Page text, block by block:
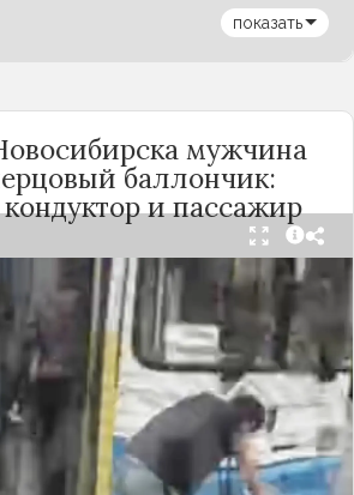
показать
мужчина
баллончик:
и пассажир
в салоне автобуса маршрута
произошёл инцидент с
баллончика. Как
в
Telegram-канале
, неизвестный
сначала вступил в перепалку
поссорился с другими
конфликта он достал
и распылил его в салоне.